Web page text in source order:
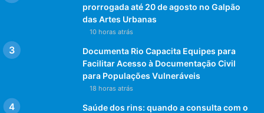
prorrogada até 20 de agosto no Galpão
das Artes Urbanas
10 horas atrás
Documenta Rio Capacita Equipes para
Facilitar Acesso à Documentação Civil
para Populações Vulneráveis
18 horas atrás
Saúde dos rins: quando a consulta com o